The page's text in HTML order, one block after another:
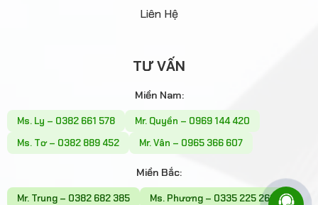
Liên Hệ
TƯ VẤN
Miền Nam:
Ms. Ly – 0382 661 578
Mr. Quyền – 0969 144 420
Ms. Tơ – 0382 889 452
Mr. Vân – 0965 366 607
Miền Bắc:
Mr. Trung – 0382 682 385
Ms. Phương – 0335 225 268